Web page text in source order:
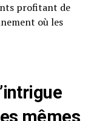
profitant de
où les
mêmes